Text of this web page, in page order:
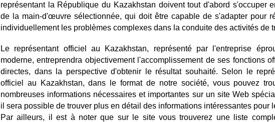
représentant la République du Kazakhstan doivent tout d'abord s'occuper
de la main-d'œuvre sélectionnée, qui doit être capable de s'adapter pour
individuellement les problèmes complexes dans la conduite des activités de
Le représentant officiel au Kazakhstan, représenté par l'entreprise
moderne, entreprendra objectivement l'accomplissement de ses fonctions
directes, dans la perspective d'obtenir le résultat souhaité. Selon le
officiel au Kazakhstan, dans le format de notre société, vous pouvez
nombreuses informations nécessaires et importantes sur un site Web
il sera possible de trouver plus en détail des informations intéressantes pour
Par ailleurs, il est à noter que sur le site vous trouverez une liste